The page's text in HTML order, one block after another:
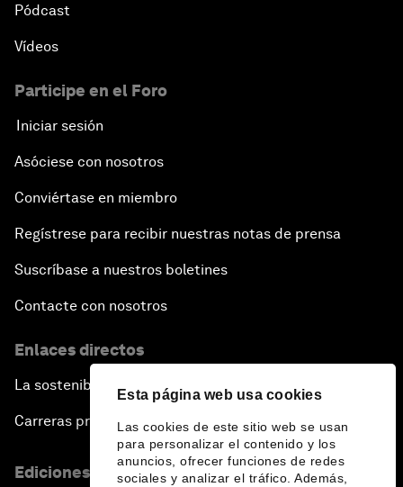
Esta página web usa cookies
Las cookies de este sitio web se usan
para personalizar el contenido y los
anuncios, ofrecer funciones de redes
sociales y analizar el tráfico. Además,
Pódcast
Vídeos
Participe en el Foro
Iniciar sesión
Asóciese con nosotros
Conviértase en miembro
Regístrese para recibir nuestras notas de prensa
Suscríbase a nuestros boletines
Contacte con nosotros
Enlaces directos
La sostenibilidad en el Foro
Carreras profesionales
Ediciones en otros idiomas